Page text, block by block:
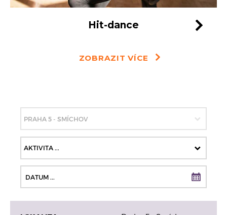
Hit-dance
ZOBRAZIT VÍCE